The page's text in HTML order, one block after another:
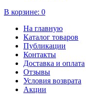
В корзине: 0
На главную
Каталог товаров
Публикации
Контакты
Доставка и оплата
Отзывы
Условия возврата
Акции